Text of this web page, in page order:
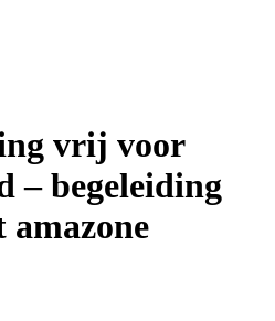
vrij voor
– begeleiding